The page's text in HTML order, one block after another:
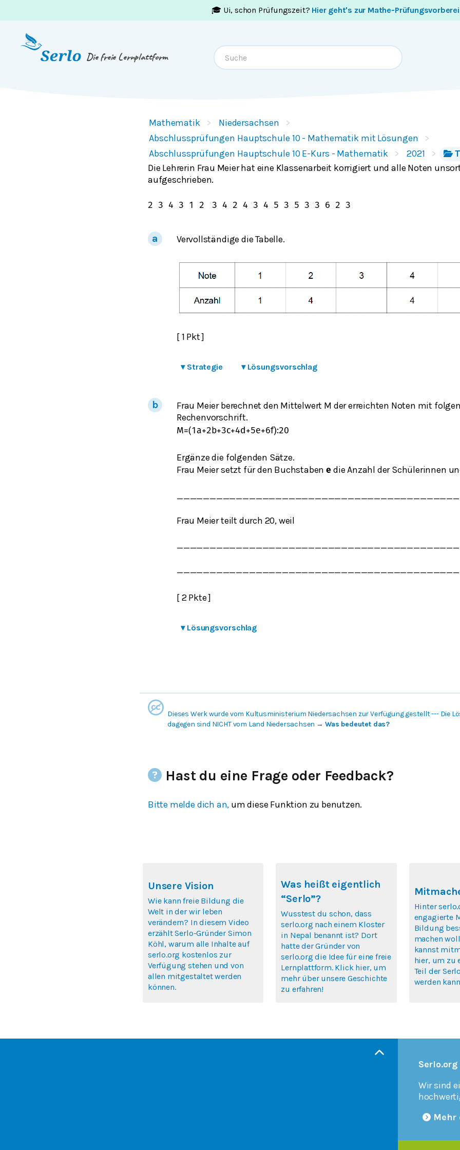
🎓 Ui, schon Prüfungszeit? Hier geht's zur Mathe-
Die freie Lernplattform
Mathematik
Niedersachsen
Abschlussprüfungen Hauptschule 10 - Mathematik mit Lösungen
Abschlussprüfungen Hauptschule 10 E-Kurs - Mathematik
2021
Die Lehrerin Frau Meier hat eine Klassenarbeit korrigiert und alle Noten
aufgeschrieben.
2 3 4 3 1 2 3 4 2 4 3 4 5 3 5 3 3 6 2 3
Vervollständige die Tabelle.
[ 1 Pkt ]
▾ Strategie ▾ Lösungsvorschlag
Frau Meier berechnet den Mittelwert M der erreichten Noten mit
Rechenvorschrift.
M=(1 a+2 b+3c+4d +5e+6f):20
Ergänze die folgenden Sätze.
Frau Meier setzt für den Buchstaben𝐞 die Anzahl der Schülerinnen
Frau Meier teilt durch 20, weil
[ 2 Pkte ]
▾ Lösungsvorschlag
Dieses Werk wurde vom Kultusministerium Niedersachsen zur Verfügung gestellt --- Die
dagegen sind NICHT vom Land Niedersachsen → Was bedeutet das?
Hast du eine Frage oder Feedback?
Bitte melde dich an, um diese Funktion zu benutzen.
Unsere Vision
Wie kann freie Bildung die
Welt in der wir leben
verändern? In diesem Video
erzählt Serlo-Gründer Simon
Köhl, warum alle Inhalte auf
serlo.org kostenlos zur
Verfügung stehen und von
allen mitgestaltet werden
können.
Was heißt eigentlich
“Serlo”?
Wusstest du schon, dass
serlo.org nach einem Kloster
in Nepal benannt ist? Dort
hatte der Gründer von
serlo.org die Idee für eine freie
Lernplattform. Klick hier, um
mehr über unsere Geschichte
zu erfahren!
Hinter
engagierte
Bildung
machen
kannst
hier, um zu
Teil der
werden
Wir sind
Mehr